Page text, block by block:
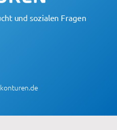
und sozialen Fragen